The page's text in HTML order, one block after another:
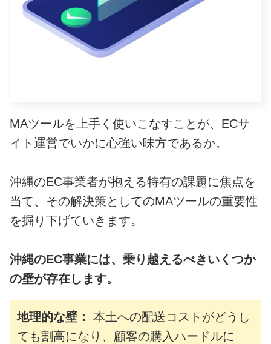
MAツールを上手く使いこなすことが、ECサ
イト運営でいかに心強い味方であるか。
沖縄のEC事業者が抱える特有の課題に焦点を
当て、その解決策としてのMAツールの重要性
を掘り下げていきます。
沖縄のEC事業には、乗り越えるべきいくつか
の壁が存在します。
地理的な壁： 本土への配送コストがどうし
ても割高になり、顧客の購入ハードルに